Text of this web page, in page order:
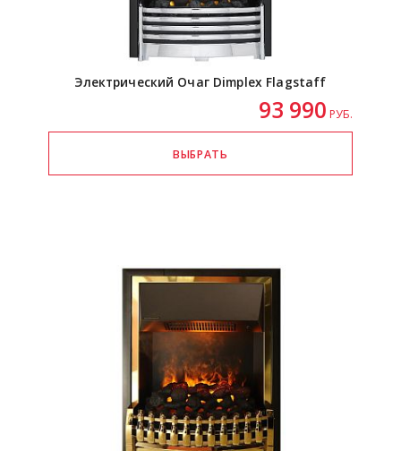
Электрический Очаг Dimplex Flagstaff
93 990 РУБ.